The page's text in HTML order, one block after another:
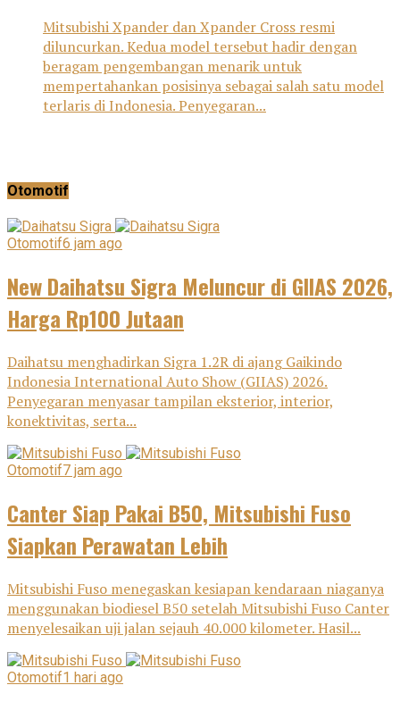
Mitsubishi Xpander dan Xpander Cross resmi
diluncurkan. Kedua model tersebut hadir dengan
beragam pengembangan menarik untuk
mempertahankan posisinya sebagai salah satu model
terlaris di Indonesia. Penyegaran...
Otomotif
Otomotif6 jam ago
New Daihatsu Sigra Meluncur di GIIAS 2026,
Harga Rp100 Jutaan
Daihatsu menghadirkan Sigra 1.2R di ajang Gaikindo
Indonesia International Auto Show (GIIAS) 2026.
Penyegaran menyasar tampilan eksterior, interior,
konektivitas, serta...
Otomotif7 jam ago
Canter Siap Pakai B50, Mitsubishi Fuso
Siapkan Perawatan Lebih
Mitsubishi Fuso menegaskan kesiapan kendaraan niaganya
menggunakan biodiesel B50 setelah Mitsubishi Fuso Canter
menyelesaikan uji jalan sejauh 40.000 kilometer. Hasil...
Otomotif1 hari ago